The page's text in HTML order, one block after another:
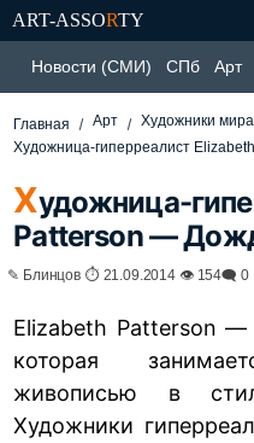
ART-ASSORTY
Новости (СМИ) СПб Арт
Главная Арт Художники мира
Художница-гиперреалист
Художница-
Patterson —
✎ Блинцов ⏱ 21.09.2014 👁 154🗨 0
Elizabeth Patterson
которая
живописью в
Художники